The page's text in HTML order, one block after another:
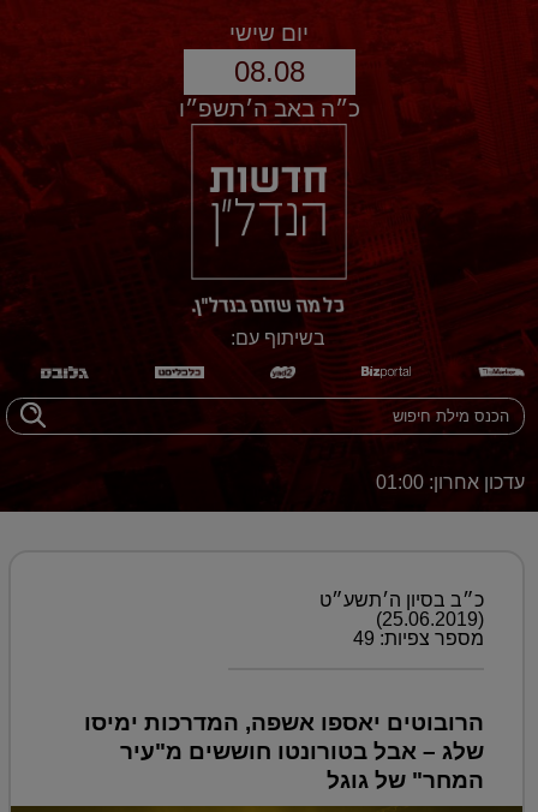
יום שישי
08.08
כ״ה באב ה׳תשפ״ו
בשיתוף עם:
עדכון אחרון: 01:00
כ״ב בסיון ה׳תשע״ט
(25.06.2019)
מספר צפיות: 49
הרובוטים יאספו אשפה, המדרכות ימיסו
שלג – אבל בטורונטו חוששים מ"עיר
המחר" של גוגל